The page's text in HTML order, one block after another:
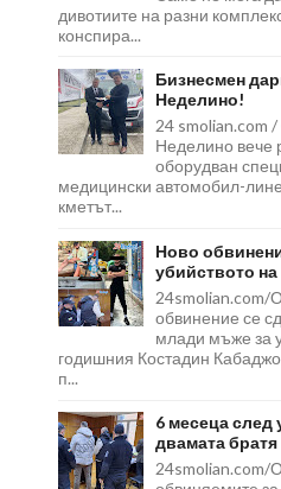
дивотиите на разни
конспира...
Бизнесмен
Неделино!
24
Неделино вече
оборудван
медицински автомобил-
кметът...
Ново
убийството
24smolian.com/
обвинение се
млади мъже за
годишния Костадин
п...
6 месеца след
двамата братя
24smolian.com/